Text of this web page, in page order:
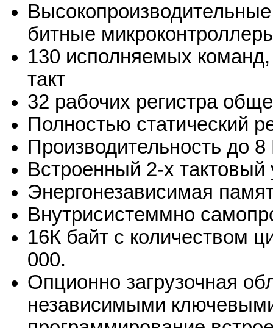
битные
130 исполняемых
такт
32 рабочих регистра
Полностью статический
Производительность до
Встроенный 2-х
Энергонезависимая
Внутрисистеммно
16К байт с количеством
000.
Опционно загрузочная
независимыми